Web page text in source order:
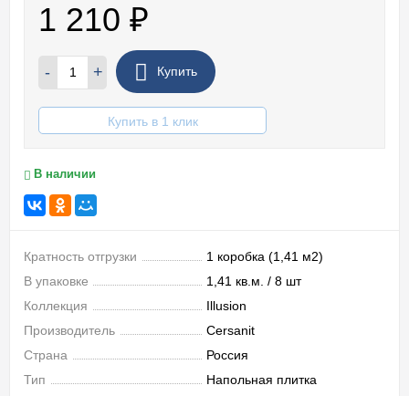
1 210 ₽
- + Купить
Купить в 1 клик
В наличии
Кратность отгрузки
1 коробка (1,41 м2)
В упаковке
1,41 кв.м. / 8 шт
Коллекция
Illusion
Производитель
Cersanit
Страна
Россия
Тип
Напольная плитка